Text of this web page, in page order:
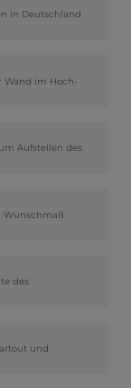
in Deutschland
Wand im Hoch-
Aufstellen des
Wunschmaß
des
und